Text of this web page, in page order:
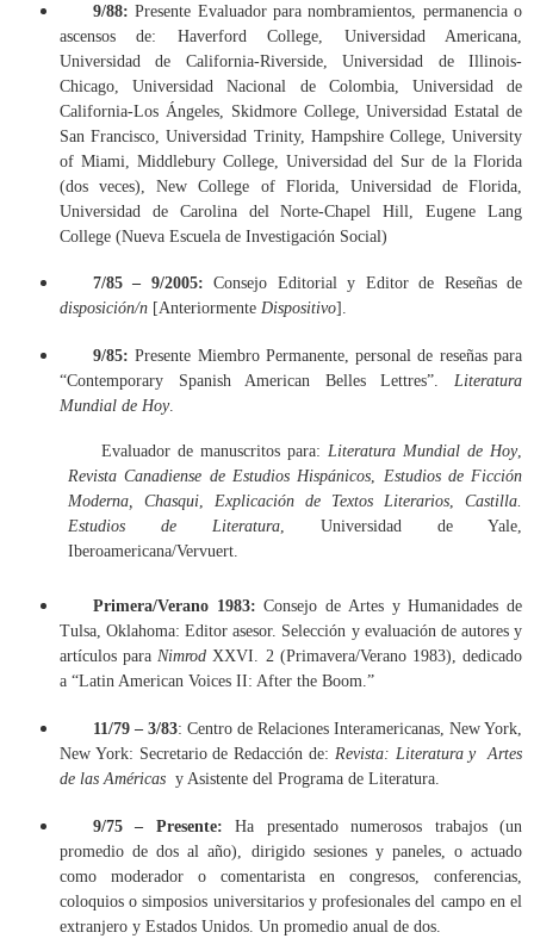
9/88:Presente Evaluador para nombramientos, permanencia o
ascensos de: Haverford College, Universidad Americana,
Universidad de California-Riverside, Universidad de Illinois-
Chicago, Universidad Nacional de Colombia, Universidad de
California-Los Ángeles, Skidmore College, Universidad Estatal de
San Francisco, Universidad Trinity, Hampshire College, University
of Miami, Middlebury College, Universidad del Sur de la Florida
(dos veces), New College of Florida, Universidad de Florida,
Universidad de Carolina del Norte-Chapel Hill, Eugene Lang
College (Nueva Escuela de Investigación Social)
7/85 – 9/2005: Consejo Editorial y Editor de Reseñas de
disposición/n [Anteriormente Dispositivo].
9/85: Presente Miembro Permanente, personal de reseñas para
“Contemporary Spanish American Belles Lettres”. Literatura
Mundial de Hoy.
Evaluador de manuscritos para: Literatura Mundial de Hoy,
Revista Canadiense de Estudios Hispánicos
Estudios de Ficción
Moderna, Chasqui
Explicación de Textos Literarios
Castilla.
Estudios de Literatura , Universidad de Yale,
Iberoamericana/Vervuert.
Primera/Verano 1983: Consejo de Artes y Humanidades de
Tulsa, Oklahoma: Editor asesor. Selección y evaluación de autores y
artículos para Nimrod XXVI. 2 (Primavera/Verano 1983), dedicado
a “Latin American Voices II: After the Boom.”
11/79 – 3/83: Centro de Relaciones Interamericanas, New York,
New York: Secretario de Redacción de: Revista: Literatura y Artes
de las Américas y Asistente del Programa de Literatura.
9/75 – Presente: Ha presentado numerosos trabajos (un
promedio de dos al año), dirigido sesiones y paneles, o actuado
como moderador o comentarista en congresos, conferencias,
coloquios o simposios universitarios y profesionales del campo en el
extranjero y Estados Unidos. Un promedio anual de dos.